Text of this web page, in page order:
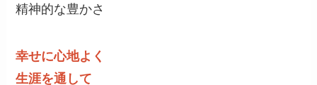
精神的な豊かさ
幸せに心地よく
生涯を通して